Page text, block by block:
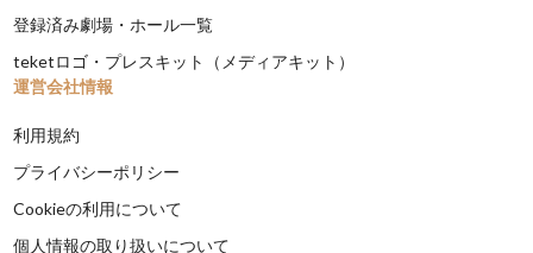
登録済み劇場・ホール一覧
teketロゴ・プレスキット（メディアキット）
運営会社情報
利用規約
プライバシーポリシー
Cookieの利用について
個人情報の取り扱いについて